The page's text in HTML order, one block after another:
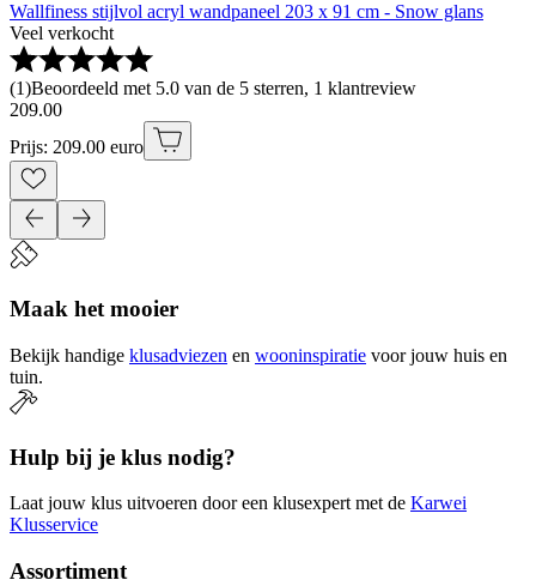
Wallfiness stijlvol acryl wandpaneel 203 x 91 cm - Snow glans
Veel verkocht
(1)Beoordeeld met 5.0 van de 5 sterren, 1 klantreview
209.00
Prijs: 209.00 euro
Maak het mooier
Bekijk handige klusadviezen en wooninspiratie voor jouw huis en
tuin.
Hulp bij je klus nodig?
Laat jouw klus uitvoeren door een klusexpert met de Karwei
Klusservice
Assortiment